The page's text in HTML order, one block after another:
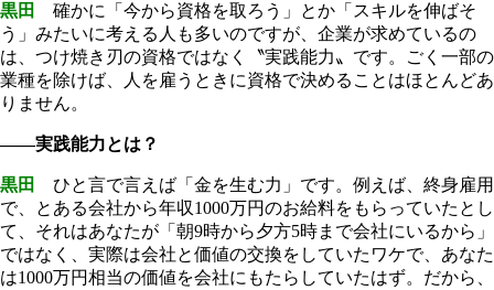
黒田
確かに「今から資格を取ろう」とか「スキルを伸ばそ
う」みたいに考える人も多いのですが、企業が求めているの
は、つけ焼き刃の資格ではなく〝実践能力〟です。ごく一部の
業種を除けば、人を雇うときに資格で決めることはほとんどあ
りません。
――実践能力とは？
黒田
ひと言で言えば「金を生む力」です。例えば、終身雇用
で、とある会社から年収1000万円のお給料をもらっていたとし
て、それはあなたが「朝9時から夕方5時まで会社にいるから」
ではなく、実際は会社と価値の交換をしていたワケで、あなた
は1000万円相当の価値を会社にもたらしていたはず。だから、